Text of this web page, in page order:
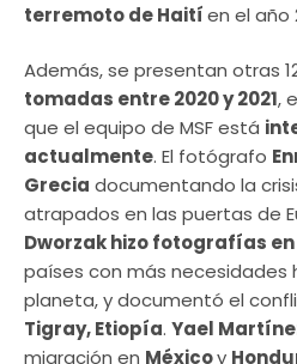
terremoto de Haitíen el año
Además, se presentan otras
tomadas entre 2020 y 2021,
que el equipo de MSF está
actualmente. El fotógrafo
Grecia documentando la
atrapados en las puertas de
Dworzak hizo fotografías
países con más necesidades
planeta, y documentó el
Tigray, Etiopía. Yael
migración en Méxicoy